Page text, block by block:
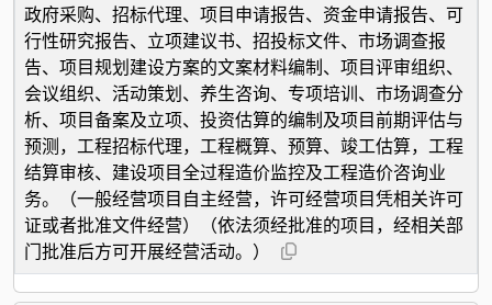
政府采购、招标代理、项目申请报告、资金申请报告、可
行性研究报告、立项建议书、招投标文件、市场调查报
告、项目规划建设方案的文案材料编制、项目评审组织、
会议组织、活动策划、养生咨询、专项培训、市场调查分
析、项目备案及立项、投资估算的编制及项目前期评估与
预测，工程招标代理，工程概算、预算、竣工估算，工程
结算审核、建设项目全过程造价监控及工程造价咨询业
务。（一般经营项目自主经营，许可经营项目凭相关许可
证或者批准文件经营）（依法须经批准的项目，经相关部
门批准后方可开展经营活动。）